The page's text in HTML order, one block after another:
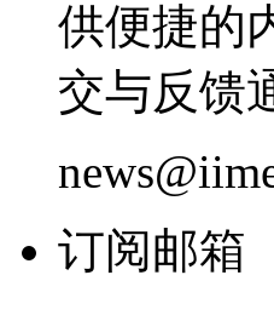
供便捷的
交与反馈
订阅邮箱